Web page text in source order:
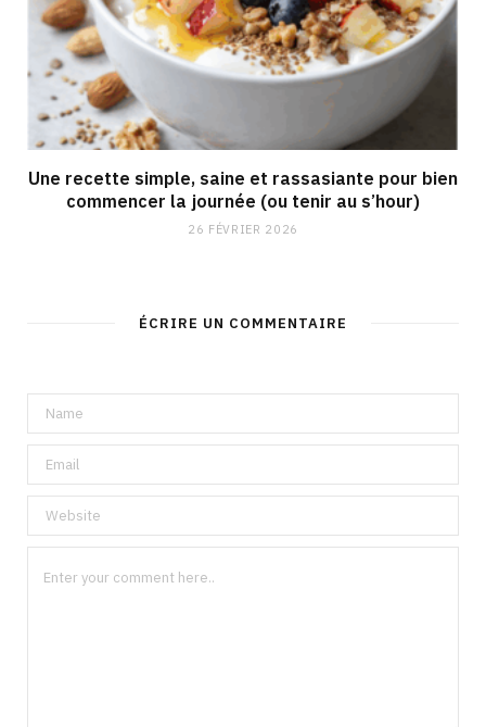
Une recette simple, saine et rassasiante pour bien
commencer la journée (ou tenir au s’hour)
26 FÉVRIER 2026
ÉCRIRE UN COMMENTAIRE